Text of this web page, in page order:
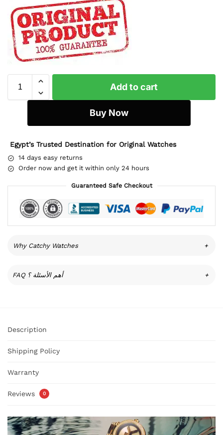
Add to cart
Buy Now
Egypt’s Trusted Destination for Original Watches
14 days easy returns
Order now and get it within only 24 hours
Guaranteed Safe Checkout
Why Catchy Watches +
FAQ أهم الأسئلة ؟ +
Description
Shipping Policy
Warranty
Reviews 0